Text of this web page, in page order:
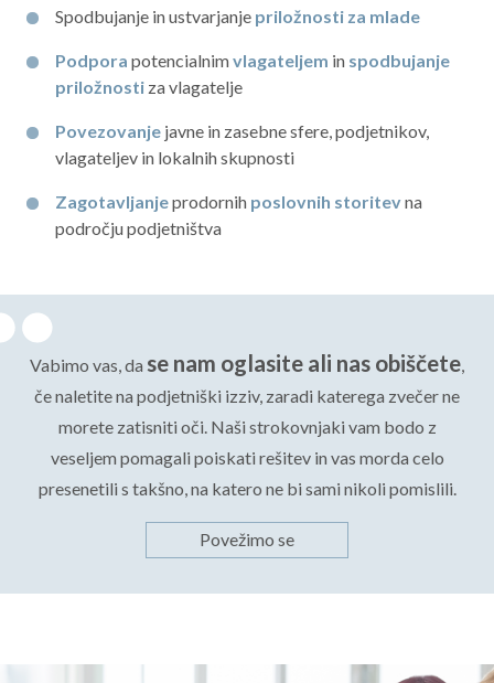
Spodbujanje in ustvarjanje priložnosti za mlade
Podpora potencialnimvlagateljem in spodbujanje
priložnostiza vlagatelje
Povezovanjejavne in zasebne sfere, podjetnikov,
vlagateljev in lokalnih skupnosti
Zagotavljanjeprodornih poslovnih storitevna
področju podjetništva
Vabimo vas, da se nam oglasite ali nas obiščete
če naletite na podjetniški izziv, zaradi katerega zvečer ne
morete zatisniti oči. Naši strokovnjaki vam bodo z
veseljem pomagali poiskati rešitev in vas morda celo
presenetili s takšno, na katero ne bi sami nikoli pomislili.
Povežimo se